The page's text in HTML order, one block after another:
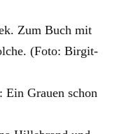
Ein Grauen schon